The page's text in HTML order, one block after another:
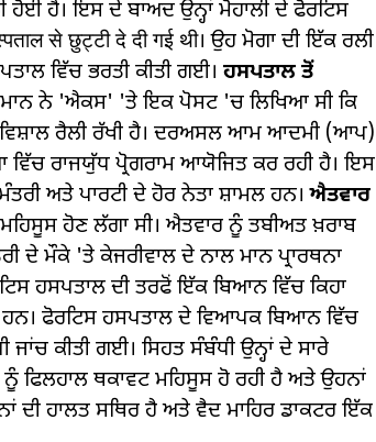
ਹੈ। ਇਸ ਦੇ ਬਾਅਦ ਉਨ੍ਹਾਂ ਮੋਹਾਲੀ ਦੇ ਫੋਰਟਿਸ
से छुट्टी दे दी गई थी। ਉਹ ਮੋਗਾ ਦੀ ਇੱਕ ਰਲੀ
ਵਿੱਚ ਭਰਤੀ ਕੀਤੀ ਗਈ। ਹਸਪਤਾਲ ਤੋਂ
ਮਾਨ ਨੇ 'ਐਕਸ' 'ਤੇ ਇਕ ਪੋਸਟ 'ਚ ਲਿਖਿਆ ਸੀ ਕਿ
ਰੈਲੀ ਰੱਖੀ ਹੈ। ਦਰਅਸਲ ਆਮ ਆਦਮੀ (ਆਪ)
ਵਿੱਚ ਰਾਜਯੁੱਧ ਪ੍ਰੋਗਰਾਮ ਆਯੋਜਿਤ ਕਰ ਰਹੀ ਹੈ। ਇਸ
ਅਤੇ ਪਾਰਟੀ ਦੇ ਹੋਰ ਨੇਤਾ ਸ਼ਾਮਲ ਹਨ।ਐਤਵਾਰ
ਹੋਣ ਲੱਗਾ ਸੀ। ਐਤਵਾਰ ਨੂੰ ਤਬੀਅਤ ਖ਼ਰਾਬ
ਦੇ ਮੌਕੇ 'ਤੇ ਕੇਜਰੀਵਾਲ ਦੇ ਨਾਲ ਮਾਨ ਪ੍ਰਾਰਥਨਾ
ਹਸਪਤਾਲ ਦੀ ਤਰਫੋਂ ਇੱਕ ਬਿਆਨ ਵਿੱਚ ਕਿਹਾ
ਫੋਰਟਿਸ ਹਸਪਤਾਲ ਦੇ ਵਿਆਪਕ ਬਿਆਨ ਵਿੱਚ
ਕੀਤੀ ਗਈ। ਸਿਹਤ ਸੰਬੰਧੀ ਉਨ੍ਹਾਂ ਦੇ ਸਾਰੇ
ਥਕਾਵਟ ਮਹਿਸੂਸ ਹੋ ਰਹੀ ਹੈ ਅਤੇ ਉਹਨਾਂ
ਦੀ ਹਾਲਤ ਸਥਿਰ ਹੈ ਅਤੇ ਵੈਦ ਮਾਹਿਰ ਡਾਕਟਰ ਇੱਕ